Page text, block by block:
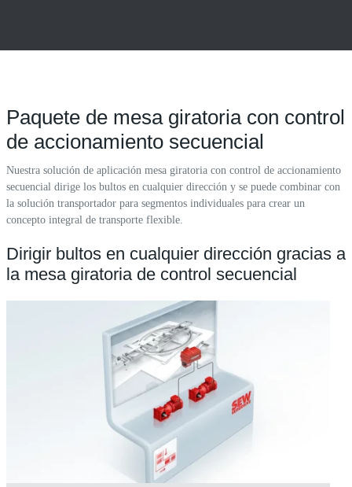
Paquete de mesa giratoria con control
de accionamiento secuencial
Nuestra solución de aplicación mesa giratoria con control de accionamiento
secuencial dirige los bultos en cualquier dirección y se puede combinar con
la solución transportador para segmentos individuales para crear un
concepto integral de transporte flexible.
Dirigir bultos en cualquier dirección gracias a
la mesa giratoria de control secuencial